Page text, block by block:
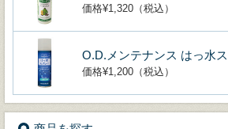
価格¥1,320（税込）
O.D.メンテナンス はっ水
価格¥1,200（税込）